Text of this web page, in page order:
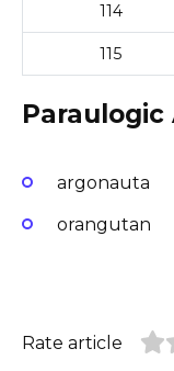
114
115
Paraulogic
argonauta
orangutan
Rate article